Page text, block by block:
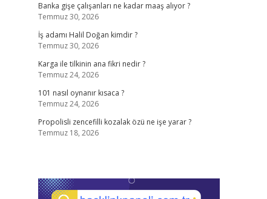
Banka gişe çalışanları ne kadar maaş alıyor ?
Temmuz 30, 2026
İş adamı Halil Doğan kimdir ?
Temmuz 30, 2026
Karga ile tilkinin ana fikri nedir ?
Temmuz 24, 2026
101 nasıl oynanır kısaca ?
Temmuz 24, 2026
Propolisli zencefilli kozalak özü ne işe yarar ?
Temmuz 18, 2026